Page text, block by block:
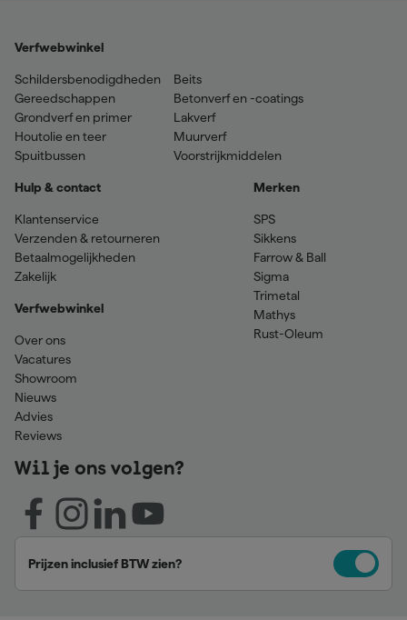
Verfwebwinkel
Schildersbenodigdheden
Gereedschappen
Grondverf en primer
Houtolie en teer
Spuitbussen
Beits
Betonverf en -coatings
Lakverf
Muurverf
Voorstrijkmiddelen
Hulp & contact
Klantenservice
Verzenden & retourneren
Betaalmogelijkheden
Zakelijk
Verfwebwinkel
Over ons
Vacatures
Showroom
Nieuws
Advies
Reviews
Merken
SPS
Sikkens
Farrow & Ball
Sigma
Trimetal
Mathys
Rust-Oleum
Wil je ons volgen?
Prijzen inclusief BTW zien?